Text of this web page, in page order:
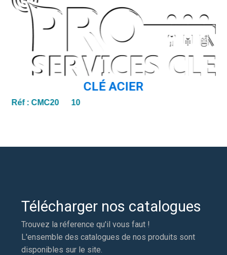
CLÉ ACIER
Réf :CMC20 10
Télécharger nos catalogues
Trouvez la réference qu'il vous faut !
L'ensemble des catalogues de nos produits sont
disponibles sur le site.